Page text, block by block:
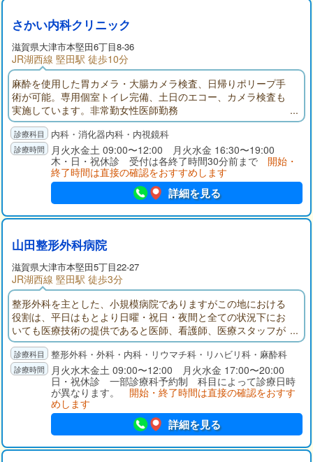
さかい内科クリニック
滋賀県大津市本堅田6丁目8-36
JR湖西線 堅田駅 徒歩10分
麻酔を使用した胃カメラ・大腸カメラ検査、日帰りポリープ手
術が可能。専用個室トイレ完備、土日のエコー、カメラ検査も
実施しています。非常勤女性医師勤務
内科・消化器内科・内視鏡科
月火水金土 09:00〜12:00 月火水金 16:30〜19:00
木・日・祝休診 受付は各終了時間30分前まで 開始・
終了時間は直接の確認をおすすめします
詳細を見る
山田整形外科病院
滋賀県大津市本堅田5丁目22-27
JR湖西線 堅田駅 徒歩3分
整形外科を主とした、小規模病院でありますがこの地における
役割は、平日はもとより日曜・祝日・夜間と全ての状況下にお
いても医療技術の提供であると医師、看護師、医療スタッフが
一つのチームとなってお応えしています。
整形外科・外科・内科・リウマチ科・リハビリ科・麻酔科
月火水木金土 09:00〜12:00 月火水金 17:00〜20:00
日・祝休診 一部診療科予約制 科目によって診療日時
が異なります。 開始・終了時間は直接の確認をおすす
めします
詳細を見る